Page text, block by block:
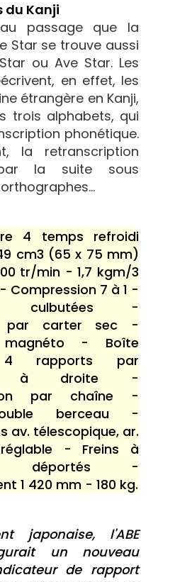
du Kanji
passage que la
Star se trouve aussi
ou Ave Star. Les
en effet, les
étrangère en Kanji,
trois alphabets, qui
phonétique.
la retranscription
la suite sous
4 temps refroidi
cm3 (65 x 75 mm)
tr/min - 1,7 kgm/3
Compression 7 à 1 -
culbutées -
par carter sec -
magnéto - Boîte
4 rapports par
à droite -
par chaîne -
berceau -
av. télescopique, ar.
- Freins à
déportés -
1 420 mm - 180 kg.
japonaise, l'ABE
un nouveau
de rapport